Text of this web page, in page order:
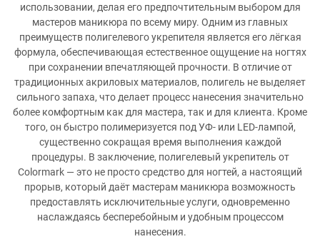
использовании, делая его предпочтительным выбором для
мастеров маникюра по всему миру. Одним из главных
преимуществ полигелевого укрепителя является его лёгкая
формула, обеспечивающая естественное ощущение на ногтях
при сохранении впечатляющей прочности. В отличие от
традиционных акриловых материалов, полигель не выделяет
сильного запаха, что делает процесс нанесения значительно
более комфортным как для мастера, так и для клиента. Кроме
того, он быстро полимеризуется под УФ- или LED-лампой,
существенно сокращая время выполнения каждой
процедуры. В заключение, полигелевый укрепитель от
Colormark — это не просто средство для ногтей, а настоящий
прорыв, который даёт мастерам маникюра возможность
предоставлять исключительные услуги, одновременно
наслаждаясь бесперебойным и удобным процессом
нанесения.